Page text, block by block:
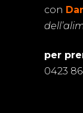
con
per
0423